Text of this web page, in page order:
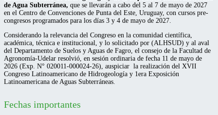
de Agua Subterránea, que se llevarán a cabo del 5 al 7 de mayo de 2027
en el Centro de Convenciones de Punta del Este, Uruguay, con cursos pre-
congresos programados para los días 3 y 4 de mayo de 2027.
Considerando la relevancia del Congreso en la comunidad científica,
académica, técnica e institucional, y lo solicitado por (ALHSUD) y al aval
del Departamento de Suelos y Aguas de Fagro, el consejo de la Facultad de
Agronomía-Udelar resolvió, en sesión ordinaria de fecha 11 de mayo de
2026 (Exp. N° 020011-000024-26), auspiciar la realización del XVII
Congreso Latinoamericano de Hidrogeología y 1era Exposición
Latinoamericana de Aguas Subterráneas.
Fechas importantes